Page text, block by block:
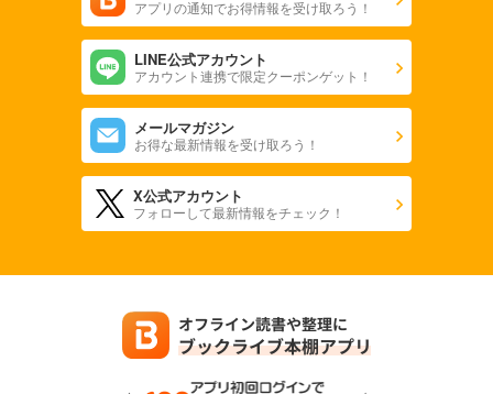
アプリの通知でお得情報を受け取ろう！
LINE公式アカウント
アカウント連携で限定クーポンゲット！
メールマガジン
お得な最新情報を受け取ろう！
X公式アカウント
フォローして最新情報をチェック！